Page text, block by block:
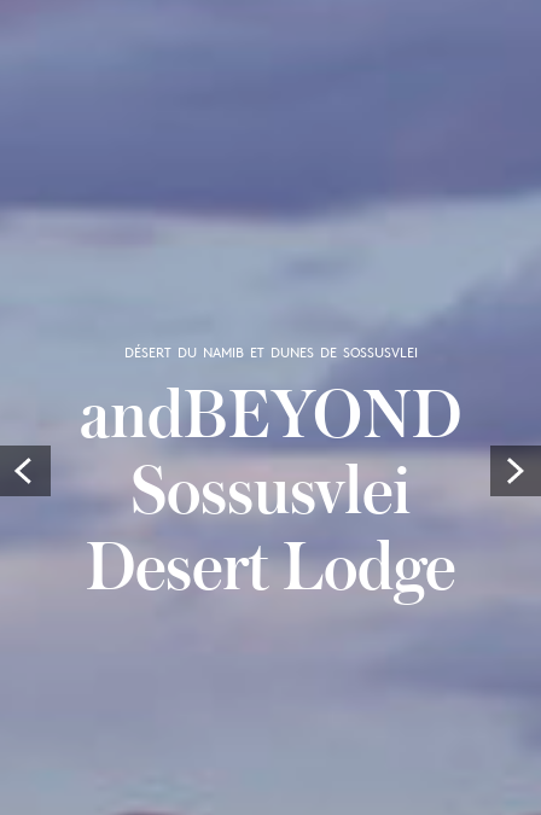
DÉSERT DU NAMIB ET DUNES DE SOSSUSVLEI
andBEYOND
Sossusvlei
Desert Lodge